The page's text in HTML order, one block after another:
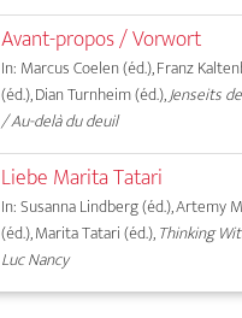
Avant-propos / Vorwort
In: Marcus Coelen (éd.), Franz
(éd.), Dian Turnheim (éd.),Jenseits
/ Au-delà du deuil
Liebe Marita Tatari
In: Susanna Lindberg (éd.), Artemy
(éd.), Marita Tatari (éd.),Thinking
Luc Nancy